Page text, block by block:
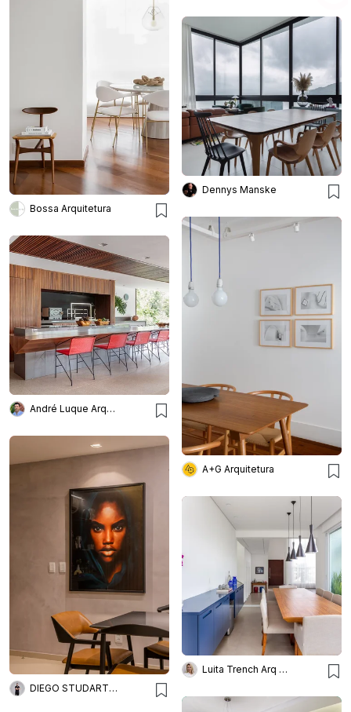
Bossa Arquitetura
Dennys Manske
A+G Arquitetura
André Luque Arquitetura
DIEGO STUDART ARQUITETURA
Luita Trench Arq & Interiores